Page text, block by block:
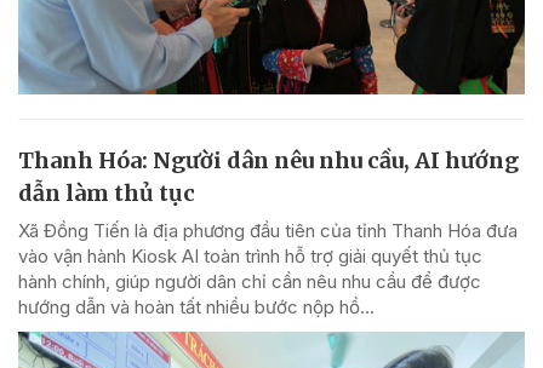
Thanh Hóa: Người dân nêu nhu cầu, AI hướng
dẫn làm thủ tục
Xã Đồng Tiến là địa phương đầu tiên của tỉnh Thanh Hóa đưa
vào vận hành Kiosk AI toàn trình hỗ trợ giải quyết thủ tục
hành chính, giúp người dân chỉ cần nêu nhu cầu để được
hướng dẫn và hoàn tất nhiều bước nộp hồ...